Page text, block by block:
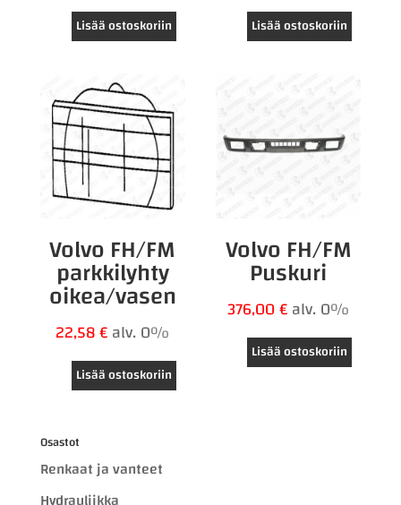
Lisää ostoskoriin Lisää ostoskoriin
Volvo FH/FM
parkkilyhty
oikea/vasen
22,58€alv. 0%
Lisää ostoskoriin
Volvo FH/FM
Puskuri
376,00€alv. 0%
Lisää ostoskoriin
Osastot
Renkaat ja vanteet